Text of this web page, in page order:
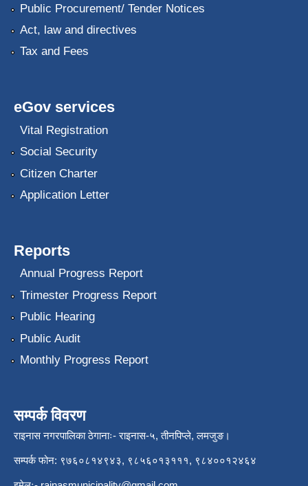
Public Procurement/ Tender Notices
Act, law and directives
Tax and Fees
eGov services
Vital Registration
Social Security
Citizen Charter
Application Letter
Reports
Annual Progress Report
Trimester Progress Report
Public Hearing
Public Audit
Monthly Progress Report
सम्पर्क विवरण
राइनास नगरपालिका ठेगानाः- राइनास-५, तीनपिप्ले, लमजुङ।
सम्पर्क फोन: ९७६०८१४९४३, ९८५६०१३१११, ९८४००१२४६४